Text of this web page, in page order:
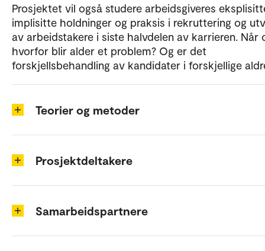
Prosjektet vil også studere arbeidsgiveres
implisitte holdninger og praksis i rekruttering og
av arbeidstakere i siste halvdelen av karrieren. Når
hvorfor blir alder et problem? Og er det
forskjellsbehandling av kandidater i forskjellige
Teorier og metoder
Prosjektdeltakere
Samarbeidspartnere